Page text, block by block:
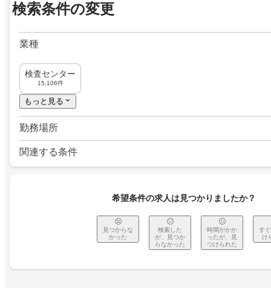
検索条件の変更
業種
検査センター
15,106件
もっと見る
勤務場所
関連する条件
希望条件の求人は見つかりましたか？
見つからな
かった
検索した
が、見つか
らなかった
時間がかか
ったが、見
つけられた
す
け